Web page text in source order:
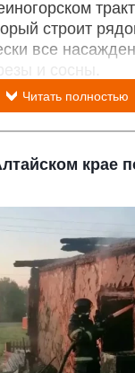
строит
все
и сосны.
Читать полностью
крае